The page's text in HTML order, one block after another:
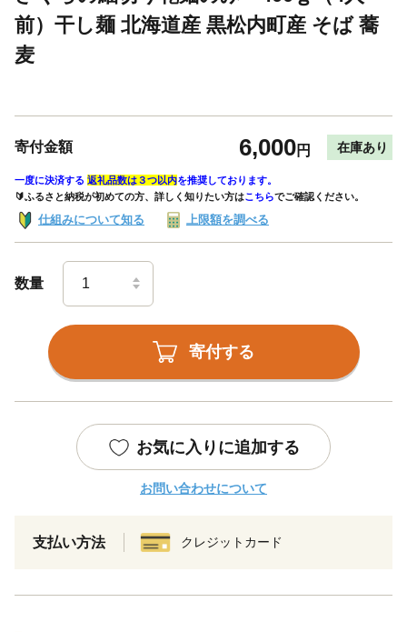
前）干し麺 北海道産 黒松内町産 そば 蕎
麦
寄付金額 6,000円 在庫あり
一度に決済する 返礼品数は３つ以内を推奨しております。
🔰ふるさと納税が初めての方、詳しく知りたい方はこちらでご確認ください。
仕組みについて知る 上限額を調べる
数量
寄付する
お気に入りに追加する
お問い合わせについて
支払い方法 クレジットカード